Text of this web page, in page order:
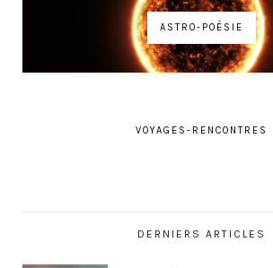
ASTRO-POÉSIE
VOYAGES-RENCONTRES
DERNIERS ARTICLES